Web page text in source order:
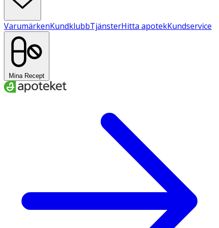
VarumärkenKundklubbTjänsterHitta apotekKundservice
Mina Recept